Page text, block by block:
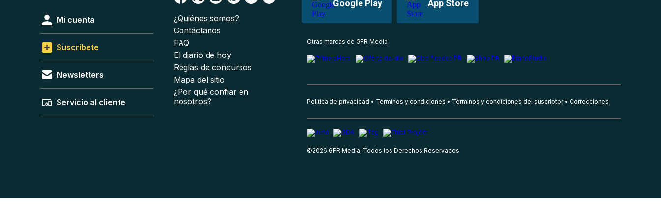
Google Play App Store
Mi cuenta
Suscríbete
Newsletters
Servicio al cliente
¿Quiénes somos?
Contáctanos
FAQ
El diario de hoy
Reglas de concursos
Mapa del sitio
¿Por qué confiar en
nosotros?
Otras marcas de GFR Media
Política de privacidad Términos y condiciones Términos y condiciones del suscriptor Correcciones
©2026 GFR Media, Todos los Derechos Reservados.